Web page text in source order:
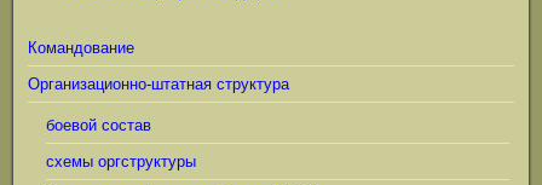
Командование
Организационно-штатная структура
боевой состав
схемы оргструктуры